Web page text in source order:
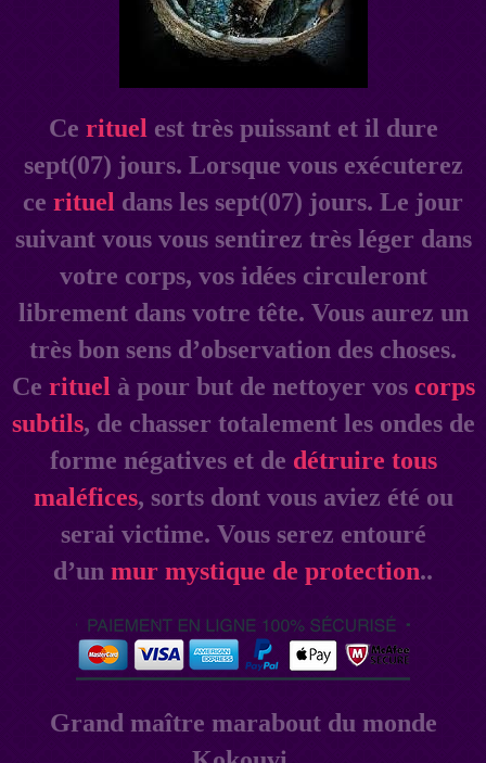
Ce rituel est très puissant et il dure
sept(07) jours. Lorsque vous exécuterez
ce rituel dans les sept(07) jours. Le jour
suivant vous vous sentirez très léger dans
votre corps, vos idées circuleront
librement dans votre tête. Vous aurez un
très bon sens d’observation des choses.
Ce rituel à pour but de nettoyer vos corps
subtils, de chasser totalement les ondes de
forme négatives et de détruire tous
maléfices, sorts dont vous aviez été ou
serai victime. Vous serez entouré
d’un mur mystique de protection..
Grand maître marabout du monde